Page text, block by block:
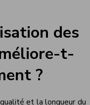
des
t-
?
et la longueur du